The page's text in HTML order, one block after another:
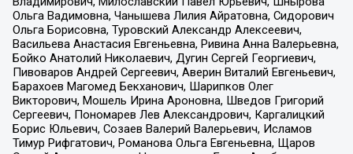
Ольга Вадимовна, Чанышева Лилия Айратовна, Сидорович
Ольга Борисовна, Туровский Александр Алексеевич,
Васильева Анастасия Евгеньевна, Ривина Анна Валерьевна,
Бойко Анатолий Николаевич, Дугин Сергей Георгиевич,
Пивоваров Андрей Сергеевич, Аверин Виталий Евгеньевич,
Барахоев Магомед Бекханович, Шарипков Олег
Викторович, Мошель Ирина Ароновна, Шведов Григорий
Сергеевич, Пономарев Лев Александрович, Каргалицкий
Борис Юльевич, Созаев Валерий Валерьевич, Исламов
Тимур Рифгатович, Романова Ольга Евгеньевна, Щаров